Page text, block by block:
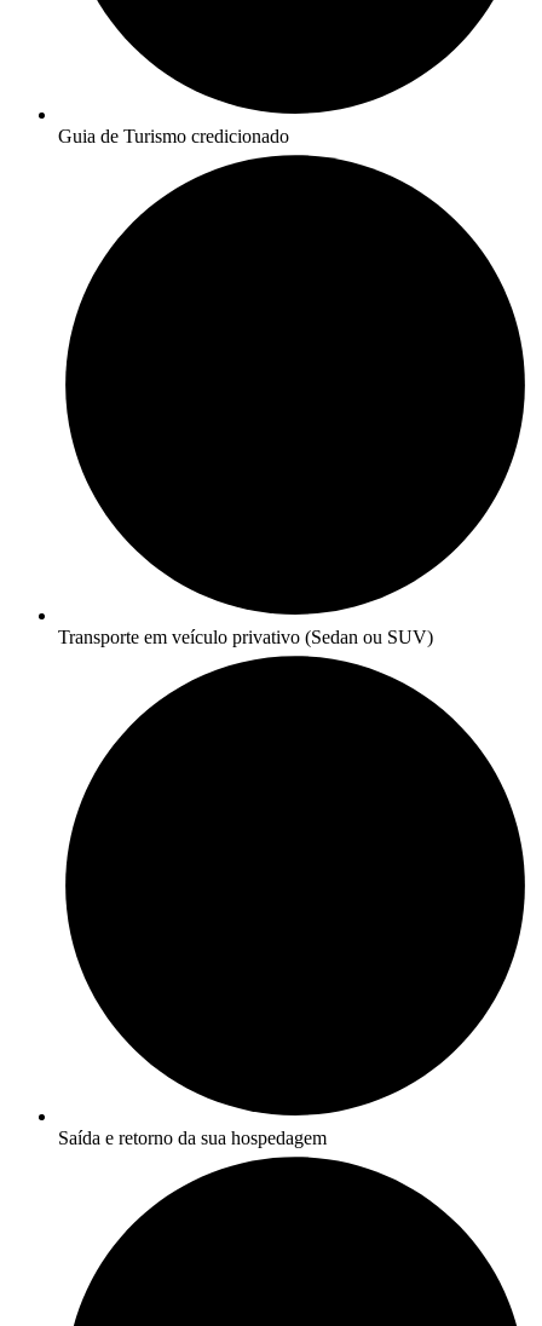
Guia de Turismo credicionado
Transporte em veículo privativo (Sedan ou SUV)
Saída e retorno da sua hospedagem